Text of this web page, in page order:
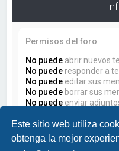
Este sitio web utiliza
obtenga la mejor
Permisos del foro
No puede abrir nuevos
No puede responder a
No puede editar sus
No puede borrar sus
No puede enviar